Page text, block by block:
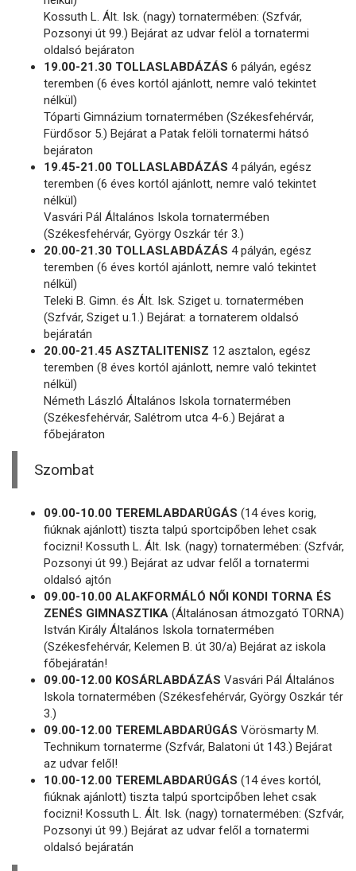
Kossuth L. Ált. Isk. (nagy) tornatermében: (Szfvár,
Pozsonyi út 99.) Bejárat az udvar felöl a tornatermi
oldalsó bejáraton
19.00-21.30 TOLLASLABDÁZÁS 6 pályán, egész
teremben (6 éves kortól ajánlott, nemre való tekintet
nélkül)
Tóparti Gimnázium tornatermében (Székesfehérvár,
Fürdősor 5.) Bejárat a Patak felöli tornatermi hátsó
bejáraton
19.45-21.00 TOLLASLABDÁZÁS 4 pályán, egész
teremben (6 éves kortól ajánlott, nemre való tekintet
nélkül)
Vasvári Pál Általános Iskola tornatermében
(Székesfehérvár, György Oszkár tér 3.)
20.00-21.30 TOLLASLABDÁZÁS 4 pályán, egész
teremben (6 éves kortól ajánlott, nemre való tekintet
nélkül)
Teleki B. Gimn. és Ált. Isk. Sziget u. tornatermében
(Szfvár, Sziget u.1.) Bejárat: a tornaterem oldalsó
bejáratán
20.00-21.45 ASZTALITENISZ 12 asztalon, egész
teremben (8 éves kortól ajánlott, nemre való tekintet
nélkül)
Németh László Általános Iskola tornatermében
(Székesfehérvár, Salétrom utca 4-6.) Bejárat a
főbejáraton
Szombat
09.00-10.00 TEREMLABDARÚGÁS (14 éves korig,
fiúknak ajánlott) tiszta talpú sportcipőben lehet csak
focizni! Kossuth L. Ált. Isk. (nagy) tornatermében: (Szfvár,
Pozsonyi út 99.) Bejárat az udvar felől a tornatermi
oldalsó ajtón
09.00-10.00 ALAKFORMÁLÓ NŐI KONDI TORNA ÉS
ZENÉS GIMNASZTIKA (Általánosan átmozgató TORNA)
István Király Általános Iskola tornatermében
(Székesfehérvár, Kelemen B. út 30/a) Bejárat az iskola
főbejáratán!
09.00-12.00 KOSÁRLABDÁZÁS Vasvári Pál Általános
Iskola tornatermében (Székesfehérvár, György Oszkár tér
3.)
09.00-12.00 TEREMLABDARÚGÁS Vörösmarty M.
Technikum tornaterme (Szfvár, Balatoni út 143.) Bejárat
az udvar felől!
10.00-12.00 TEREMLABDARÚGÁS (14 éves kortól,
fiúknak ajánlott) tiszta talpú sportcipőben lehet csak
focizni! Kossuth L. Ált. Isk. (nagy) tornatermében: (Szfvár,
Pozsonyi út 99.) Bejárat az udvar felől a tornatermi
oldalsó bejáratán